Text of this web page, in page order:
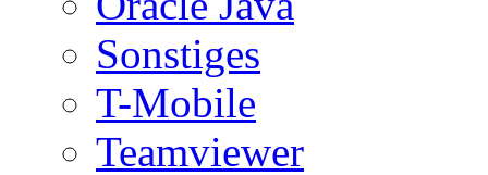
Sonstiges
T-Mobile
Teamviewer